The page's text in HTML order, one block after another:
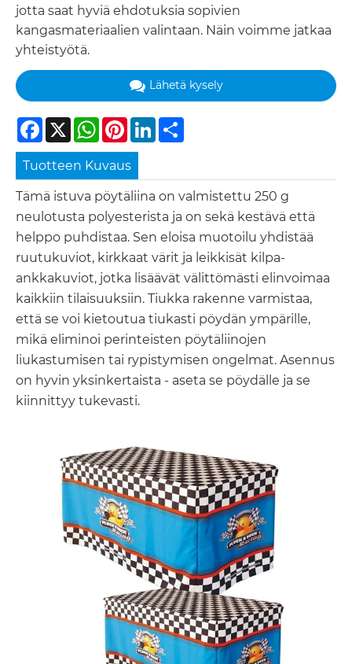
jotta saat hyviä ehdotuksia sopivien
kangasmateriaalien valintaan. Näin voimme jatkaa
yhteistyötä.
Lähetä kysely
Facebook
X WhatsApp
Pinterest
LinkedIn
Tuotteen Kuvaus
Tämä istuva pöytäliina on valmistettu 250 g
neulotusta polyesterista ja on sekä kestävä että
helppo puhdistaa. Sen eloisa muotoilu yhdistää
ruutukuviot, kirkkaat värit ja leikkisät kilpa-
ankkakuviot, jotka lisäävät välittömästi elinvoimaa
kaikkiin tilaisuuksiin. Tiukka rakenne varmistaa,
että se voi kietoutua tiukasti pöydän ympärille,
mikä eliminoi perinteisten pöytäliinojen
liukastumisen tai rypistymisen ongelmat. Asennus
on hyvin yksinkertaista - aseta se pöydälle ja se
kiinnittyy tukevasti.